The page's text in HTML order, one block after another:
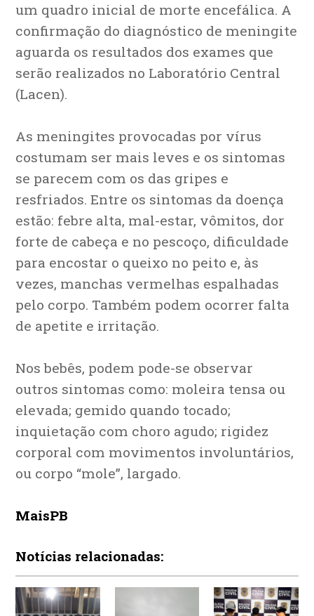
um quadro inicial de morte encefálica. A
confirmação do diagnóstico de meningite
aguarda os resultados dos exames que
serão realizados no Laboratório Central
(Lacen).
As meningites provocadas por vírus
costumam ser mais leves e os sintomas
se parecem com os das gripes e
resfriados. Entre os sintomas da doença
estão: febre alta, mal-estar, vômitos, dor
forte de cabeça e no pescoço, dificuldade
para encostar o queixo no peito e, às
vezes, manchas vermelhas espalhadas
pelo corpo. Também podem ocorrer falta
de apetite e irritação.
Nos bebês, podem pode-se observar
outros sintomas como: moleira tensa ou
elevada; gemido quando tocado;
inquietação com choro agudo; rigidez
corporal com movimentos involuntários,
ou corpo “mole”, largado.
MaisPB
Notícias relacionadas: